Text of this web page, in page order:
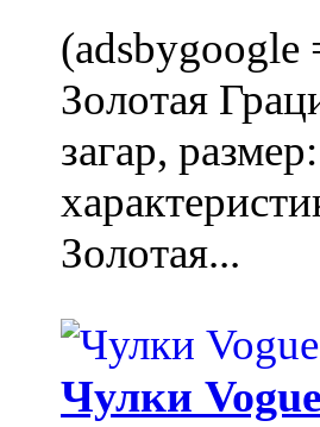
Золотая
загар,
Золотая...
Чулки